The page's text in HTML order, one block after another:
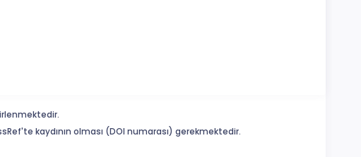
kaydının olması (DOI numarası) gerekmektedir.